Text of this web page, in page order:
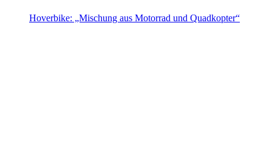
Hoverbike: „Mischung aus Motorrad und Quadkopter“